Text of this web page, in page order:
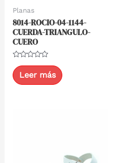
Planas
8014-ROCIO-04-1144-
CUERDA-TRIANGULO-
CUERO
Valorado
con
0
de
Leer más